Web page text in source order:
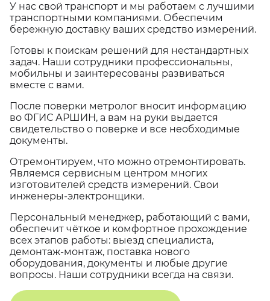
У нас свой транспорт и мы работаем с лучшими
транспортными компаниями. Обеспечим
бережную доставку ваших средство измерений.
Готовы к поискам решений для нестандартных
задач. Наши сотрудники профессиональны,
мобильны и заинтересованы развиваться
вместе с вами.
После поверки метролог вносит информацию
во ФГИС АРШИН, а вам на руки выдается
свидетельство о поверке и все необходимые
документы.
Отремонтируем, что можно отремонтировать.
Являемся сервисным центром многих
изготовителей средств измерений. Свои
инженеры-электронщики.
Персональный менеджер, работающий с вами,
обеспечит чёткое и комфортное прохождение
всех этапов работы: выезд специалиста,
демонтаж-монтаж, поставка нового
оборудования, документы и любые другие
вопросы. Наши сотрудники всегда на связи.